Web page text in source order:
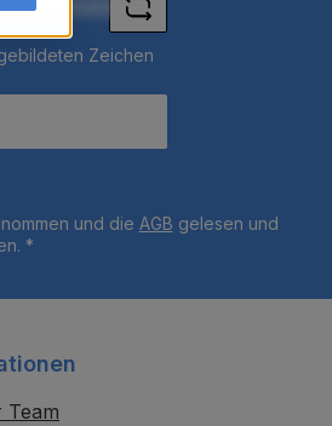
Zeichen
und die AGB gelesen und
*
Team